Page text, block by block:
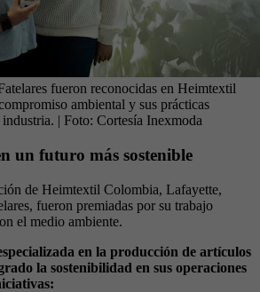
fueron reconocidas en Heimtextil
ambiental y sus prácticas
| Foto: Cortesía Inexmoda
un futuro más sostenible
de Heimtextil Colombia, Lafayette,
fueron premiadas por su trabajo
el medio ambiente.
en la producción de artículos
la sostenibilidad en sus operaciones